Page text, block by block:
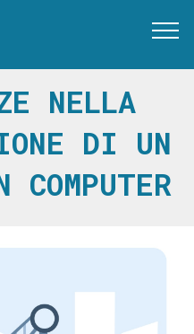
NELLA
DI UN